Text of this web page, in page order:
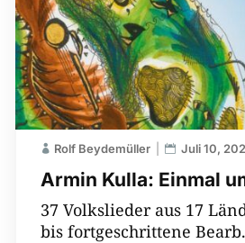
Armin Kulla: Einmal
Rolf Beydemüller Juli 10,
37 Volkslieder aus 17
bis fortgeschrittene